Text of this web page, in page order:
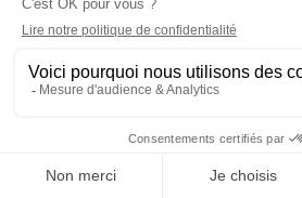
pour
TikTok
spécialisée dans la
et financière des PME et